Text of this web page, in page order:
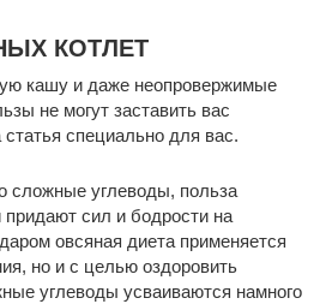
КОТЛЕТ
кашу и даже неопровержимые
не могут заставить вас
статья специально для вас.
углеводы, польза
придают сил и бодрости на
овсяная диета применяется
но и с целью оздоровить
углеводы усваиваются намного